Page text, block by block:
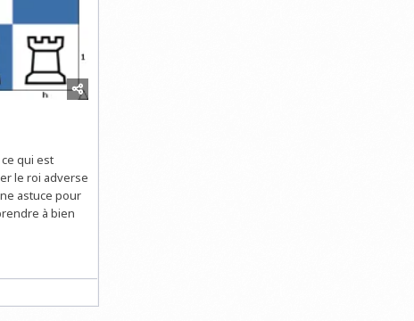
qui est
le roi adverse
astuce pour
à bien